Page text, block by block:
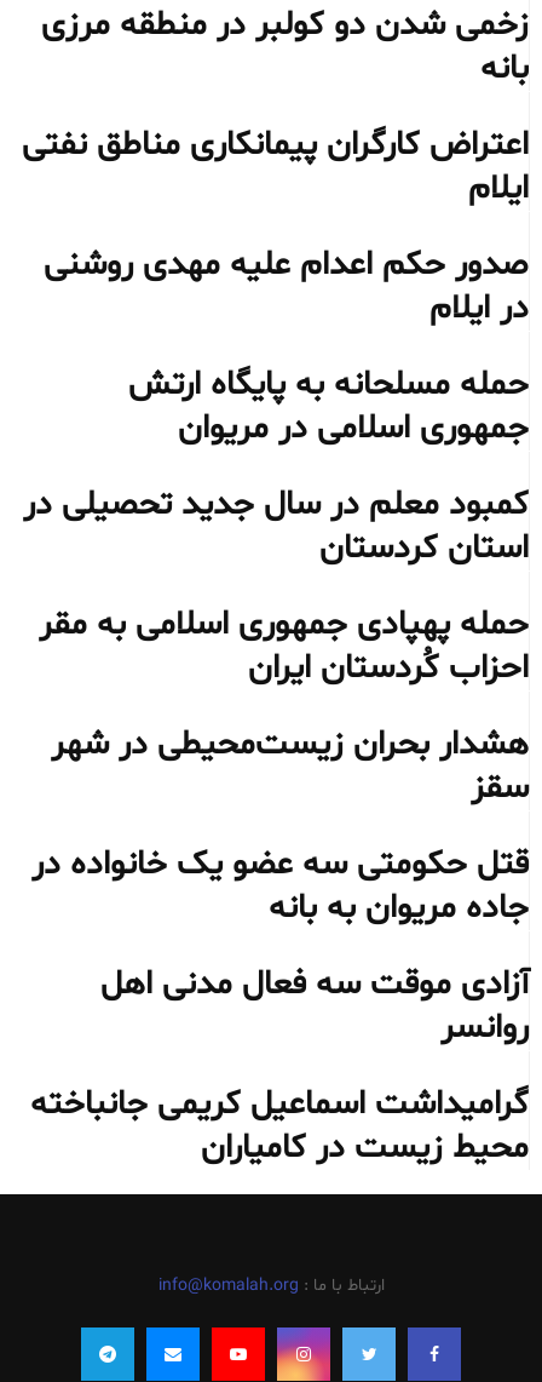
زخمی شدن دو کولبر در منطقه مرزی
بانه
اعتراض کارگران پیمانکاری مناطق نفتی
ایلام
صدور حکم اعدام علیه مهدی روشنی
در ایلام
حمله مسلحانه به پایگاه ارتش
جمهوری اسلامی در مریوان
کمبود معلم در سال جدید تحصیلی در
استان کردستان
حمله پهپادی جمهوری اسلامی به مقر
احزاب کُردستان ایران
هشدار بحران زیست‌محیطی در شهر
سقز
قتل حکومتی سه عضو یک خانواده در
جاده مریوان به بانه
آزادی موقت سه فعال مدنی اهل
روانسر
گرامیداشت اسماعیل کریمی جانباخته
محیط‌ زیست در کامیاران
ارتباط با ما : info@komalah.org